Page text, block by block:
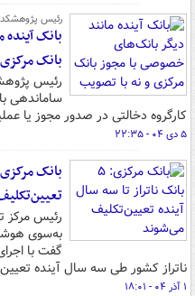
رئیس
بانک
بانک
رئیس
ساماندهی
کارگروه دخالتی در صدور مجوز یا
۵ دی ۰۴ - ۲۲:۳۵
رئیس مرکز
به‌سوی
گفت با
ناتراز کشور طی سه سال آینده
۱ آذر ۰۴ - ۱۸:۰۱